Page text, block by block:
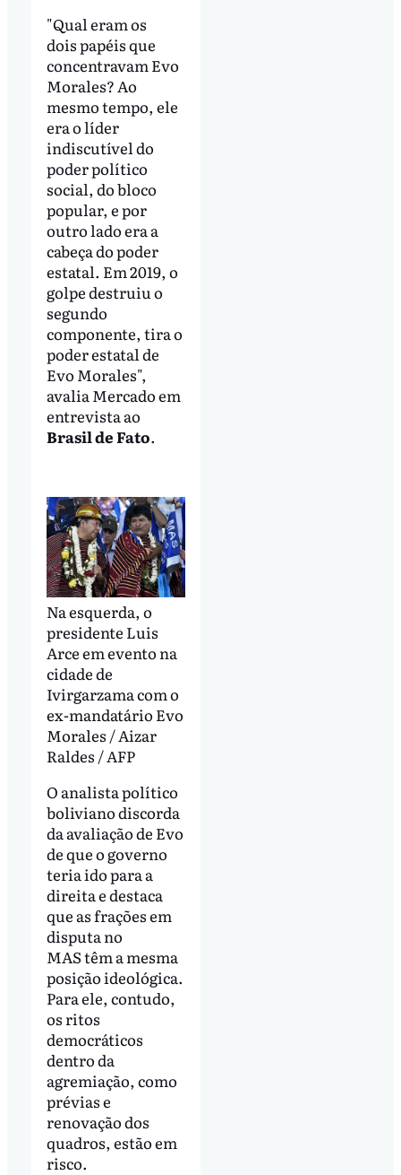
"Qual eram os
dois papéis que
concentravam Evo
Morales? Ao
mesmo tempo, ele
era o líder
indiscutível do
poder político
social, do bloco
popular, e por
outro lado era a
cabeça do poder
estatal. Em 2019, o
golpe destruiu o
segundo
componente, tira o
poder estatal de
Evo Morales",
avalia Mercado em
entrevista ao
Brasil de Fato.
Na esquerda, o
presidente Luis
Arce em evento na
cidade de
Ivirgarzama com o
ex-mandatário Evo
Morales / Aizar
Raldes / AFP
O analista político
boliviano discorda
da avaliação de Evo
de que o governo
teria ido para a
direita e destaca
que as frações em
disputa no
MAS têm a mesma
posição ideológica.
Para ele, contudo,
os ritos
democráticos
dentro da
agremiação, como
prévias e
renovação dos
quadros, estão em
risco.